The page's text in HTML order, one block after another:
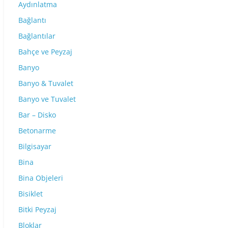
Aydınlatma
Bağlantı
Bağlantılar
Bahçe ve Peyzaj
Banyo
Banyo & Tuvalet
Banyo ve Tuvalet
Bar – Disko
Betonarme
Bilgisayar
Bina
Bina Objeleri
Bisiklet
Bitki Peyzaj
Bloklar